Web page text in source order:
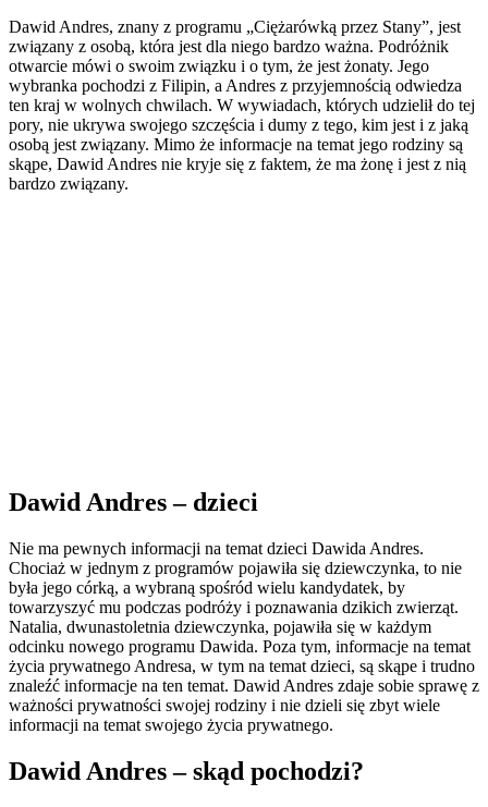
Dawid Andres, znany z programu „Ciężarówką przez Stany”, jest
związany z osobą, która jest dla niego bardzo ważna. Podróżnik
otwarcie mówi o swoim związku i o tym, że jest żonaty. Jego
wybranka pochodzi z Filipin, a Andres z przyjemnością odwiedza
ten kraj w wolnych chwilach. W wywiadach, których udzielił do tej
pory, nie ukrywa swojego szczęścia i dumy z tego, kim jest i z jaką
osobą jest związany. Mimo że informacje na temat jego rodziny są
skąpe, Dawid Andres nie kryje się z faktem, że ma żonę i jest z nią
bardzo związany.
Dawid Andres – dzieci
Nie ma pewnych informacji na temat dzieci Dawida Andres.
Chociaż w jednym z programów pojawiła się dziewczynka, to nie
była jego córką, a wybraną spośród wielu kandydatek, by
towarzyszyć mu podczas podróży i poznawania dzikich zwierząt.
Natalia, dwunastoletnia dziewczynka, pojawiła się w każdym
odcinku nowego programu Dawida. Poza tym, informacje na temat
życia prywatnego Andresa, w tym na temat dzieci, są skąpe i trudno
znaleźć informacje na ten temat. Dawid Andres zdaje sobie sprawę z
ważności prywatności swojej rodziny i nie dzieli się zbyt wiele
informacji na temat swojego życia prywatnego.
Dawid Andres – skąd pochodzi?